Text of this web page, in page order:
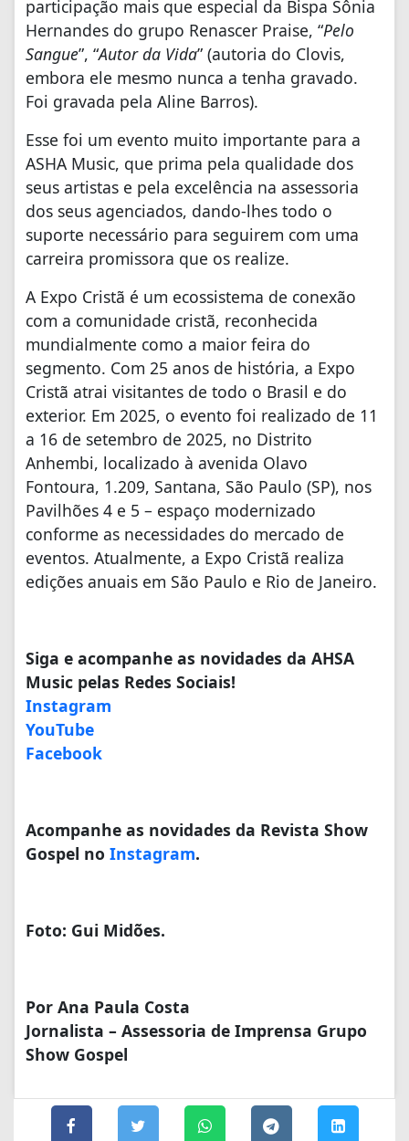
participação mais que especial da Bispa Sônia
Hernandes do grupo Renascer Praise, “Pelo
Sangue”, “Autor da Vida” (autoria do Clovis,
embora ele mesmo nunca a tenha gravado.
Foi gravada pela Aline Barros).
Esse foi um evento muito importante para a
ASHA Music, que prima pela qualidade dos
seus artistas e pela excelência na assessoria
dos seus agenciados, dando-lhes todo o
suporte necessário para seguirem com uma
carreira promissora que os realize.
A Expo Cristã é um ecossistema de conexão
com a comunidade cristã, reconhecida
mundialmente como a maior feira do
segmento. Com 25 anos de história, a Expo
Cristã atrai visitantes de todo o Brasil e do
exterior. Em 2025, o evento foi realizado de 11
a 16 de setembro de 2025, no Distrito
Anhembi, localizado à avenida Olavo
Fontoura, 1.209, Santana, São Paulo (SP), nos
Pavilhões 4 e 5 – espaço modernizado
conforme as necessidades do mercado de
eventos. Atualmente, a Expo Cristã realiza
edições anuais em São Paulo e Rio de Janeiro.
Siga e acompanhe as novidades da AHSA
Music pelas Redes Sociais!
Instagram
YouTube
Facebook
Acompanhe as novidades da Revista Show
Gospel no Instagram.
Foto: Gui Midões.
Por Ana Paula Costa
Jornalista – Assessoria de Imprensa Grupo
Show Gospel